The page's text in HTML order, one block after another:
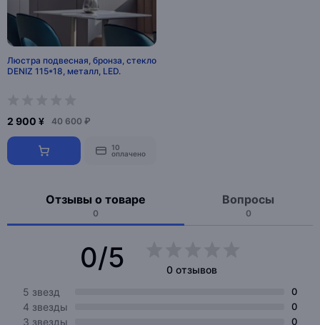
Люстра подвесная, бронза, стекло
DENIZ 115*18, металл, LED.
2 900 ¥ 40 600 ₽
10
оплачено
Отзывы о товаре
0
Вопросы
0
0/5
0 отзывов
5 звезд
0
4 звезды 0
3 звезды 0